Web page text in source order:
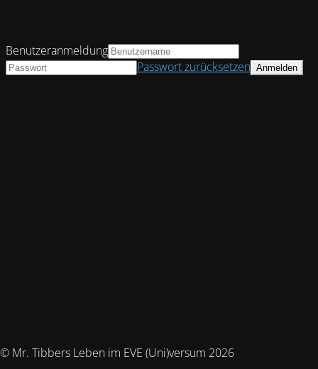
© Mr. Tibbers Leben im EVE (Uni)versum 2026
Benutzeranmeldung
Passwort zurücksetzen